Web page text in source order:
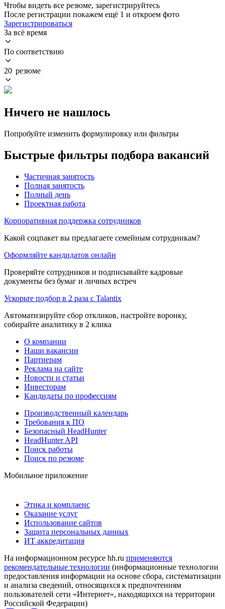
Чтобы видеть все резюме, зарегистрируйтесь
После регистрации покажем ещё 1 и откроем фото
Зарегистрироваться
За всё время
По соответствию
20 резюме
Ничего не нашлось
Попробуйте изменить формулировку или фильтры
Быстрые фильтры подбора вакансий
Частичная занятость
Полная занятость
Полный день
Проектная работа
Корпоративная поддержка сотрудников
Какой соцпакет вы предлагаете семейным сотрудникам?
Оформляйте кандидатов онлайн
Проверяйте сотрудников и подписывайте кадровые
документы без бумаг и личных встреч
Ускорьте подбор в 2 раза с Talantix
Автоматизируйте сбор откликов, настройте воронку,
собирайте аналитику в 2 клика
О компании
Наши вакансии
Партнерам
Реклама на сайте
Новости и статьи
Инвесторам
Кандидаты по профессиям
Производственный календарь
Требования к ПО
Безопасный HeadHunter
HeadHunter API
Поиск работы
Поиск по резюме
Мобильное приложение
Этика и комплаенс
Оказание услуг
Использование сайтов
Защита персональных данных
ИТ аккредитация
На информационном ресурсе hh.ru применяются
рекомендательные технологии (информационные технологии
предоставления информации на основе сбора, систематизации
и анализа сведений, относящихся к предпочтениям
пользователей сети «Интернет», находящихся на территории
Российской Федерации)